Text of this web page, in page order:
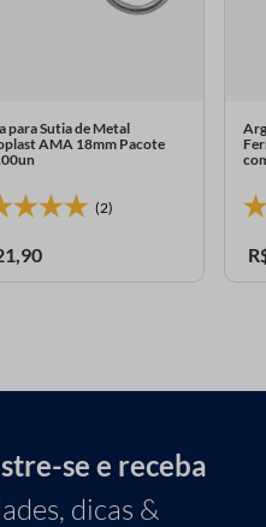
para Sutia de Metal
AMA 18mm Pacote
(2)
,90
se e receba
dicas &